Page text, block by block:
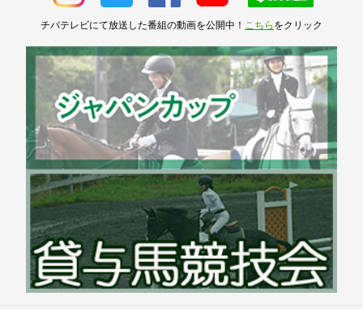
チバテレビにて放送した番組の動画を公開中！ こちら をクリック